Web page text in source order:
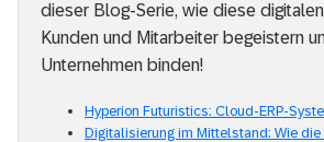
dieser Blog-Serie, wie diese
Kunden und Mitarbeiter begeistern
Unternehmen binden!
Hyperion Futuristics: Cloud-ERP-
Digitalisierung im Mittelstand: Wie die